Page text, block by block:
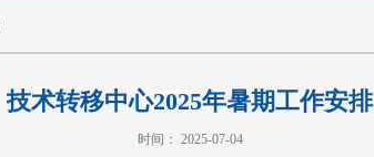
技术转移中心2025年暑期工作安排
时间： 2025-07-04